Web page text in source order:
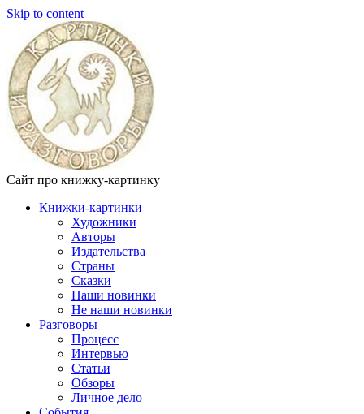
Skip to content
Сайт про книжку-картинку
Книжки-картинки
Художники
Авторы
Издательства
Страны
Сказки
Наши новинки
Не наши новинки
Разговоры
Процесс
Интервью
Статьи
Обзоры
Личное дело